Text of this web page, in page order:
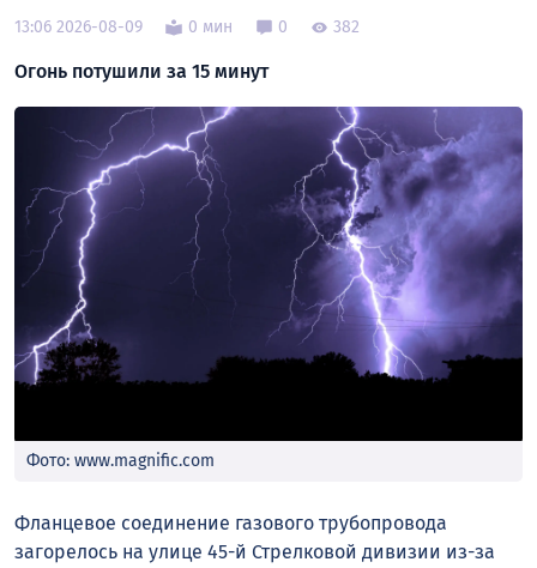
13:06 2026-08-09 0 мин 0 382
Огонь потушили за 15 минут
Фото: www.magnific.com
Фланцевое соединение газового трубопровода
загорелось на улице 45-й Стрелковой дивизии из-за